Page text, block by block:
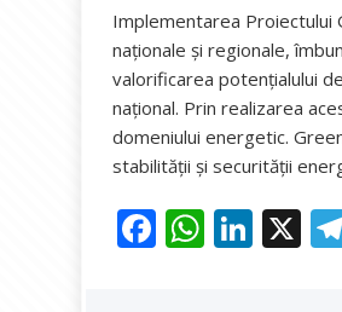
Implementarea Proiectului
naționale și regionale,
valorificarea potențialului
național. Prin realizarea
domeniului energetic.
stabilității și securității
F W Li X